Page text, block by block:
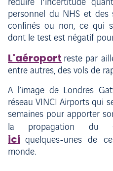
réduire l'incertitude
personnel du NHS et des
confinés ou non, ce qui
dont le test est négatif
L'aéroport reste par
entre autres, des vols de
A l’image de Londres
réseau VINCI Airports qui
semaines pour apporter
la propagation du
ici quelques-unes de
monde.